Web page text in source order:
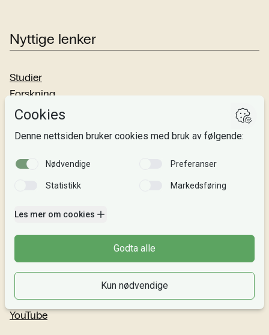
Nyttige lenker
Studier
Forskning
Om oss
Si fra!
Følg oss
TikTok
LinkedIn
YouTube